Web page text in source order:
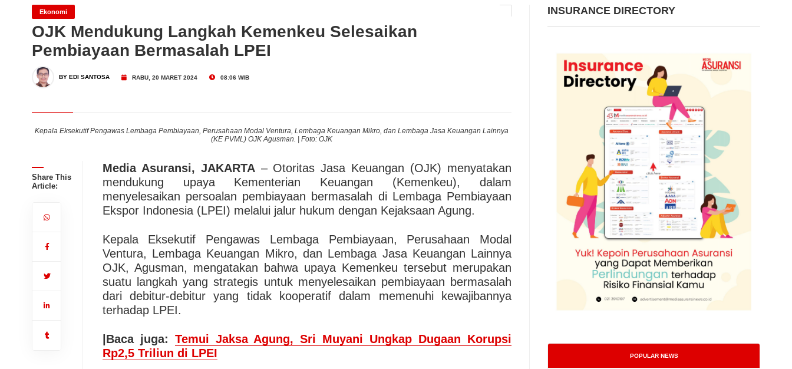
Dari Konsultasi, Inovasi AI hingga Pendampingan di Rumah Sakit: Halodoc for
Ekonomi
OJK Mendukung Langkah Kemenkeu Selesaikan
Pembiayaan Bermasalah LPEI
BY EDI SANTOSA RABU, 20 MARET 2024 08:06 WIB
Kepala Eksekutif Pengawas Lembaga Pembiayaan, Perusahaan Modal Ventura, Lembaga Keuangan Mikro, dan Lembaga Jasa Keuangan Lainnya
(KE PVML) OJK Agusman. | Foto: OJK
Kepala Eksekutif Pengawas Lembaga Pembiayaan, Perusahaan Modal Ventura,
(KE PVML) OJK Agusman. |
Share This
Article:
Media Asuransi, JAKARTA– Otoritas Jasa Keuangan (OJK) menyatakan
mendukung upaya Kementerian Keuangan (Kemenkeu), dalam
menyelesaikan persoalan pembiayaan bermasalah di Lembaga Pembiayaan
Ekspor Indonesia (LPEI) melalui jalur hukum dengan Kejaksaan Agung.
Kepala Eksekutif Pengawas Lembaga Pembiayaan, Perusahaan Modal
Ventura, Lembaga Keuangan Mikro, dan Lembaga Jasa Keuangan Lainnya
OJK, Agusman, mengatakan bahwa upaya Kemenkeu tersebut merupakan
suatu langkah yang strategis untuk menyelesaikan pembiayaan bermasalah
dari debitur-debitur yang tidak kooperatif dalam memenuhi kewajibannya
terhadap LPEI.
|Baca juga: Temui Jaksa Agung, Sri Muyani Ungkap Dugaan Korupsi
Rp2,5 Triliun di LPEI
INSURANCE DIRECTORY
POPULAR NEWS